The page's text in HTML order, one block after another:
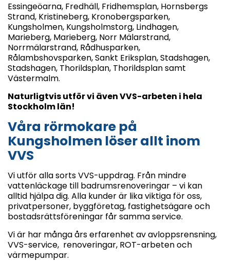
Essingeöarna, Fredhäll, Fridhemsplan, Hornsbergs
Strand, Kristineberg, Kronobergsparken,
Kungsholmen, Kungsholmstorg, Lindhagen,
Marieberg, Marieberg, Norr Mälarstrand,
Norrmälarstrand, Rådhusparken,
Rålambshovsparken, Sankt Eriksplan, Stadshagen,
Stadshagen, Thorildsplan, Thorildsplan samt
Västermalm.
Naturligtvis utför vi även VVS-arbeten i hela
Stockholm län!
Våra rörmokare på
Kungsholmen löser allt inom
VVS
Vi utför alla sorts VVS-uppdrag. Från mindre
vattenläckage till badrumsrenoveringar – vi kan
alltid hjälpa dig. Alla kunder är lika viktiga för oss,
privatpersoner, byggföretag, fastighetsägare och
bostadsrättsföreningar får samma service.
Vi är har många års erfarenhet av avloppsrensning,
VVS-service, renoveringar, ROT-arbeten och
värmepumpar.